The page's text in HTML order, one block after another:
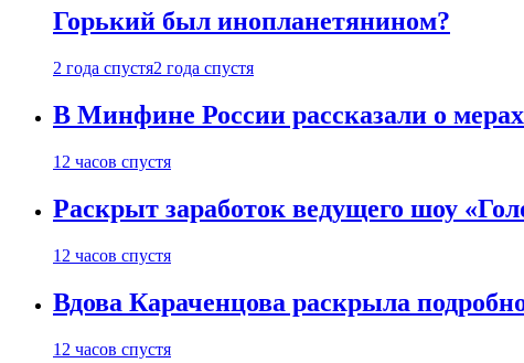
Горький был инопланетянином?
2 года спустя2 года спустя
В Минфине России рассказали о
12 часов спустя
Раскрыт заработок ведущего шоу
12 часов спустя
Вдова Караченцова раскрыла
12 часов спустя